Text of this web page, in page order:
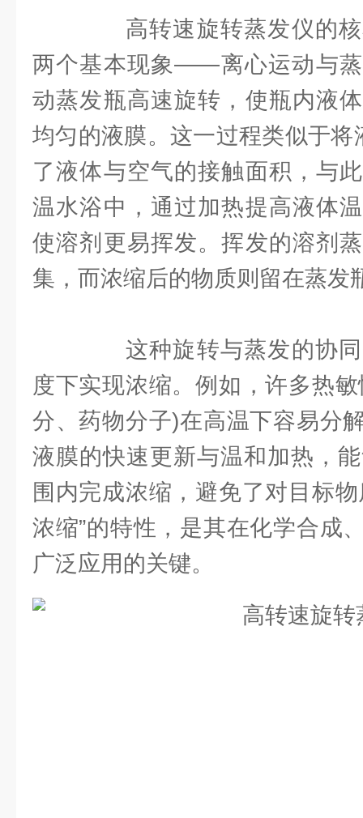
高转速旋转蒸发仪的核
两个基本现象——离心运动与
动蒸发瓶高速旋转，使瓶内液
均匀的液膜。这一过程类似于将
了液体与空气的接触面积，与
温水浴中，通过加热提高液体
使溶剂更易挥发。挥发的溶剂
集，而浓缩后的物质则留在蒸发
这种旋转与蒸发的协同
度下实现浓缩。例如，许多热
分、药物分子)在高温下容易分
液膜的快速更新与温和加热，
围内完成浓缩，避免了对目标
浓缩”的特性，是其在化学合成
广泛应用的关键。